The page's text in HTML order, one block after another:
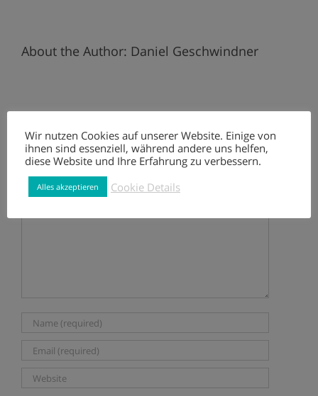
About the Author: Daniel Geschwindner
Leave A Comment
Wir nutzen Cookies auf unserer Website. Einige von
ihnen sind essenziell, während andere uns helfen,
diese Website und Ihre Erfahrung zu verbessern.
Alles akzeptieren Cookie Details